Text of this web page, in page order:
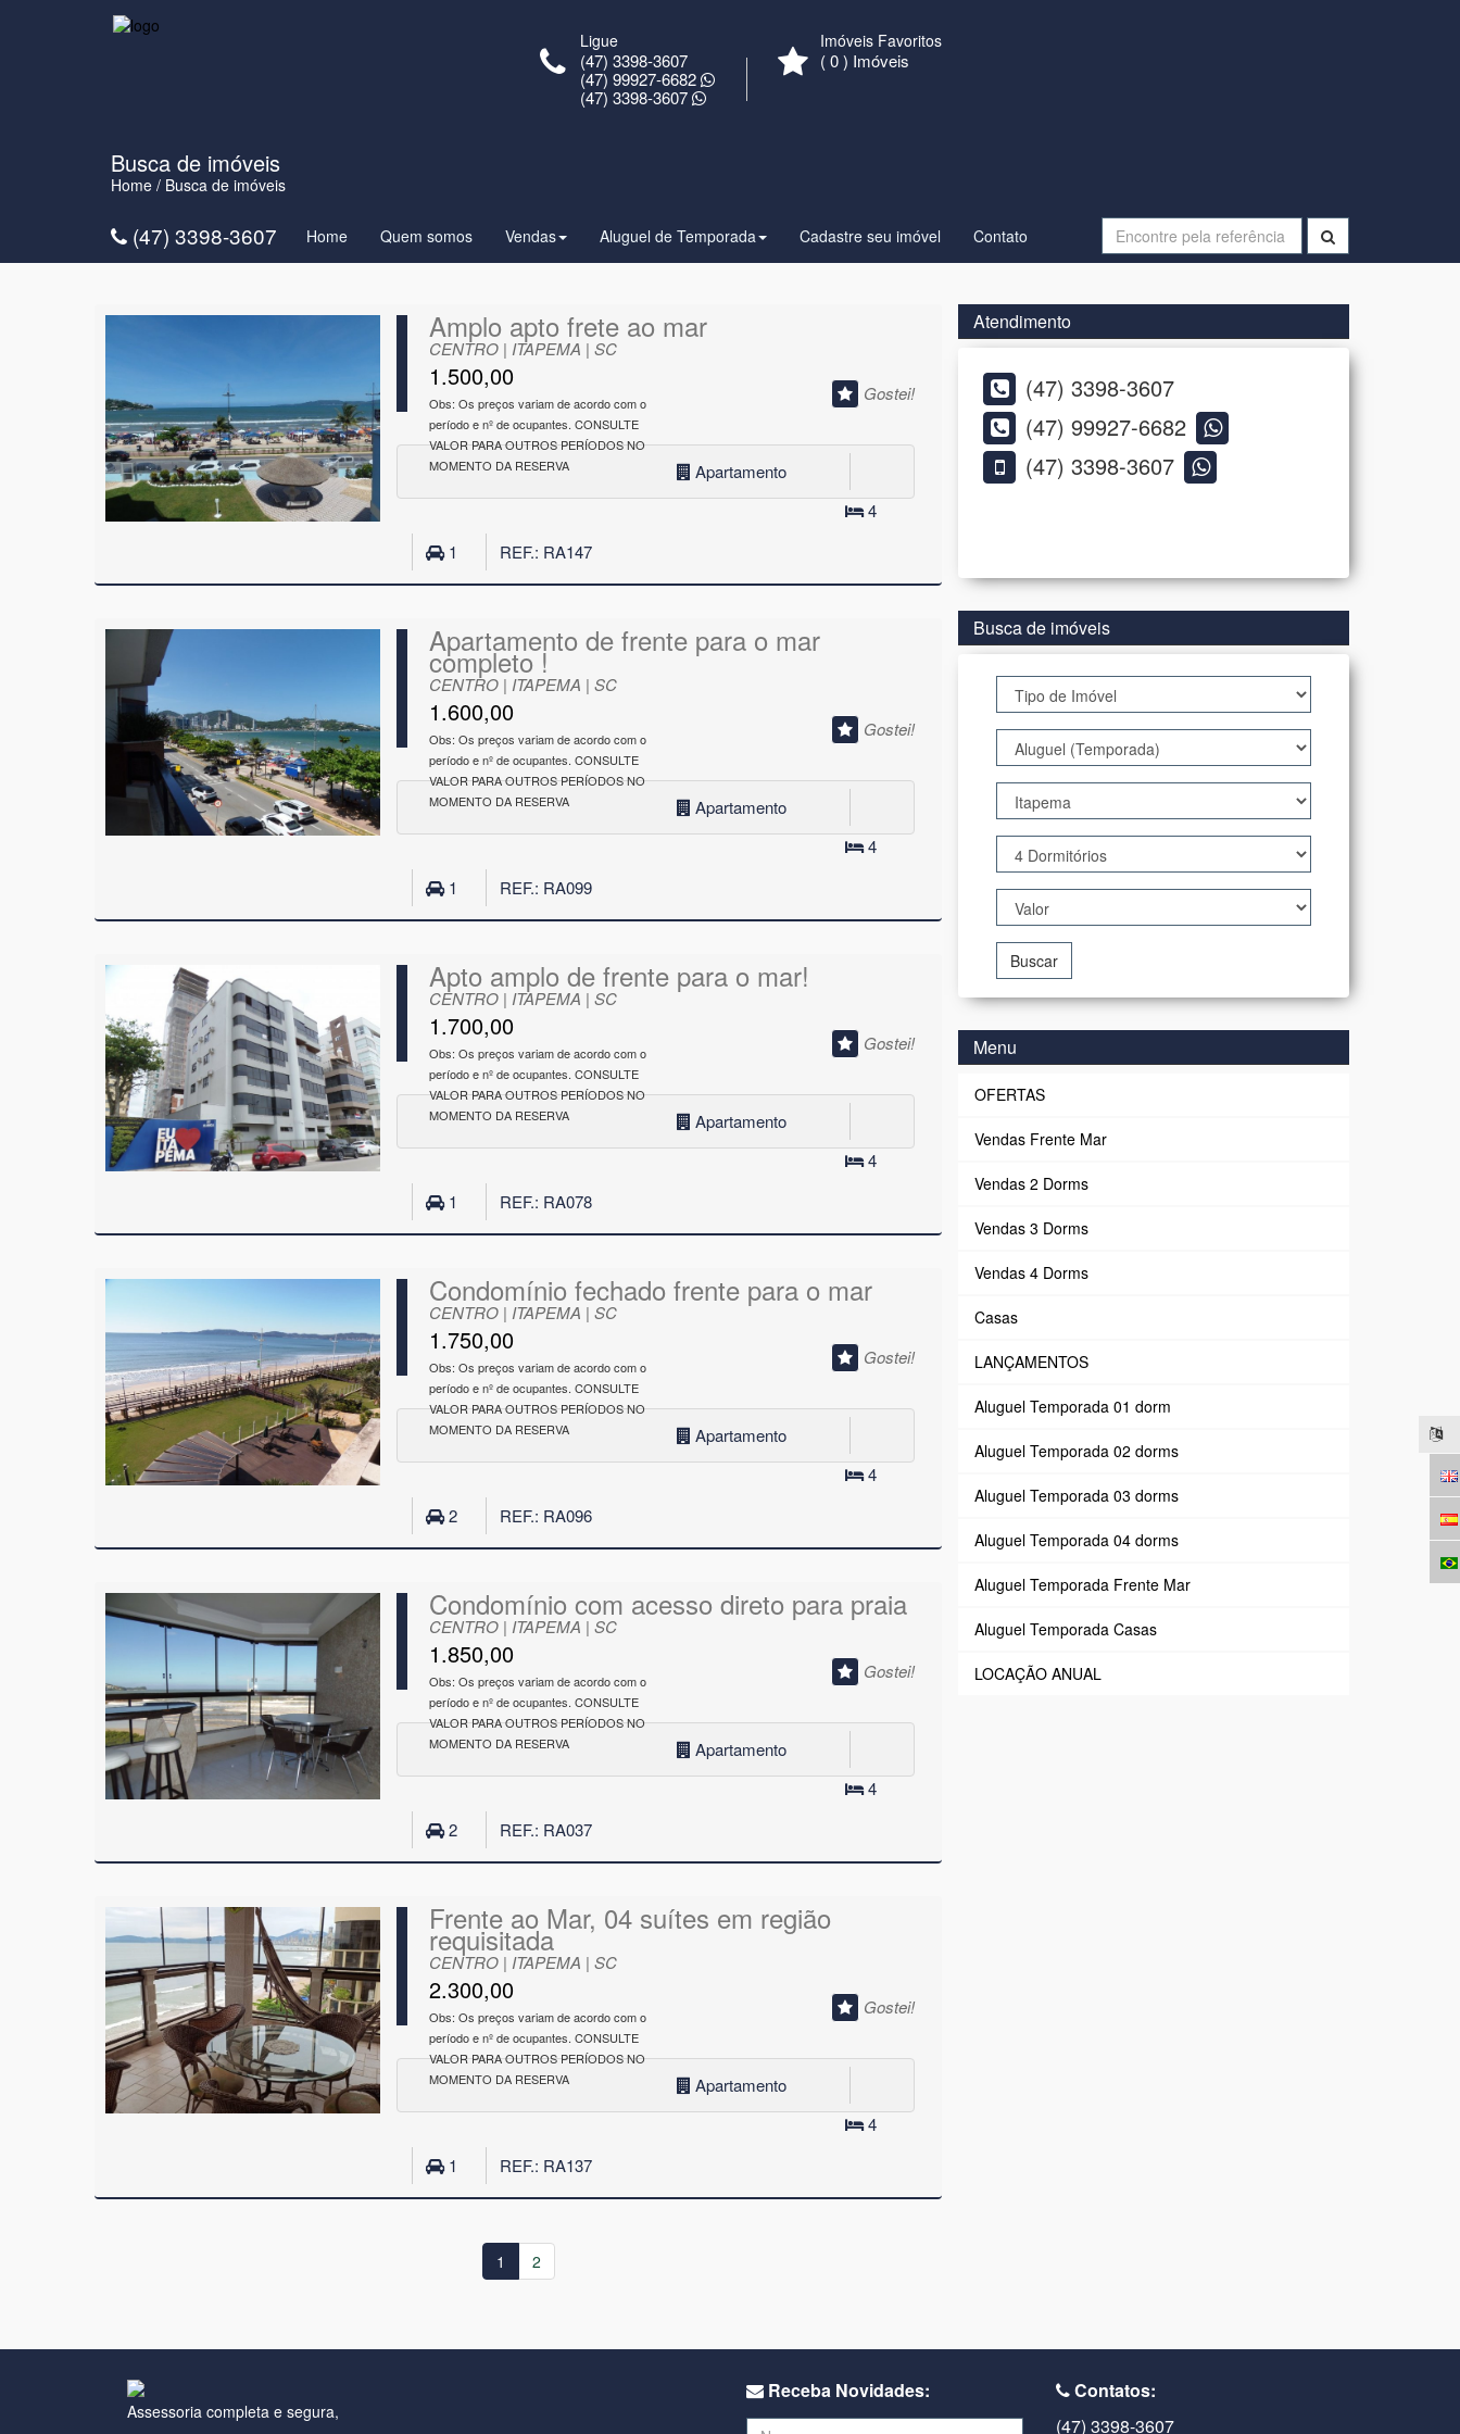
Ligue
(47) 3398-3607
(47) 99927-6682
(47) 3398-3607
Imóveis Favoritos
(0) Imóveis
Busca de imóveis
Home / Busca de imóveis
(47) 3398-3607 Home Quem somos Vendas Aluguel de Temporada Cadastre seu imóvel Contato
Amplo apto frete ao mar
CENTRO | ITAPEMA | SC
1.500,00
Obs: Os preços variam de acordo com o
período e nº de ocupantes. CONSULTE
VALOR PARA OUTROS PERÍODOS NO
MOMENTO DA RESERVA
Gostei!
Apartamento
4
1
REF.: RA147
Apartamento de frente para o mar
completo !
CENTRO | ITAPEMA | SC
1.600,00
Obs: Os preços variam de acordo com o
período e nº de ocupantes. CONSULTE
VALOR PARA OUTROS PERÍODOS NO
MOMENTO DA RESERVA
Gostei!
Apartamento
4
1
REF.: RA099
Apto amplo de frente para o mar!
CENTRO | ITAPEMA | SC
1.700,00
Obs: Os preços variam de acordo com o
período e nº de ocupantes. CONSULTE
VALOR PARA OUTROS PERÍODOS NO
MOMENTO DA RESERVA
Gostei!
Apartamento
4
1
REF.: RA078
Condomínio fechado frente para o mar
CENTRO | ITAPEMA | SC
1.750,00
Obs: Os preços variam de acordo com o
período e nº de ocupantes. CONSULTE
VALOR PARA OUTROS PERÍODOS NO
MOMENTO DA RESERVA
Gostei!
Apartamento
4
2
REF.: RA096
Condomínio com acesso direto para praia
CENTRO | ITAPEMA | SC
1.850,00
Obs: Os preços variam de acordo com o
período e nº de ocupantes. CONSULTE
VALOR PARA OUTROS PERÍODOS NO
MOMENTO DA RESERVA
Gostei!
Apartamento
4
2
REF.: RA037
Frente ao Mar, 04 suítes em região
requisitada
CENTRO | ITAPEMA | SC
2.300,00
Obs: Os preços variam de acordo com o
período e nº de ocupantes. CONSULTE
VALOR PARA OUTROS PERÍODOS NO
MOMENTO DA RESERVA
Gostei!
Apartamento
4
1
REF.: RA137
1 2
Atendimento
(47) 3398-3607
(47) 99927-6682
(47) 3398-3607
Busca de imóveis
Buscar
Menu
OFERTAS
Vendas Frente Mar
Vendas 2 Dorms
Vendas 3 Dorms
Vendas 4 Dorms
Casas
LANÇAMENTOS
Aluguel Temporada 01 dorm
Aluguel Temporada 02 dorms
Aluguel Temporada 03 dorms
Aluguel Temporada 04 dorms
Aluguel Temporada Frente Mar
Aluguel Temporada Casas
LOCAÇÃO ANUAL
Assessoria completa e segura,
Receba Novidades:
Contatos:
(47) 3398-3607